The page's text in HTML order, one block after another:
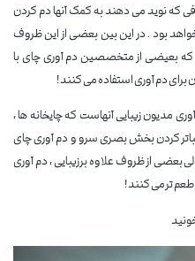
نوید می دهند به کمک آنها دم کردن
بود . در این بین بعضی از این ظروف
که بعیضی از متخصصین دم آوری چای با
دم آوری استفاده می کنند !
زیبایی آنهاست که چایخانه ها ،
کردن بخش بصری سرو و دم آوری چای
بعضی از ظروف علاوه بر زیبایی ، دم آوری
تر می کنند !